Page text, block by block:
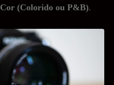
Cor (Colorido ou P&B).